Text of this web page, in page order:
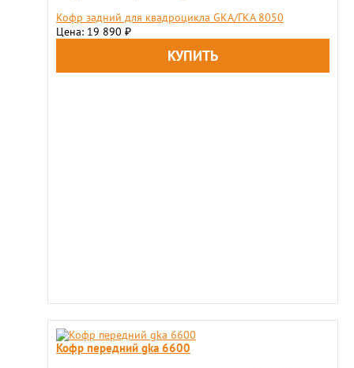
Кофр задний для квадроцикла GKA/ГКА 8050
Цена: 19 890 ₽
Кофр передний gka 6600